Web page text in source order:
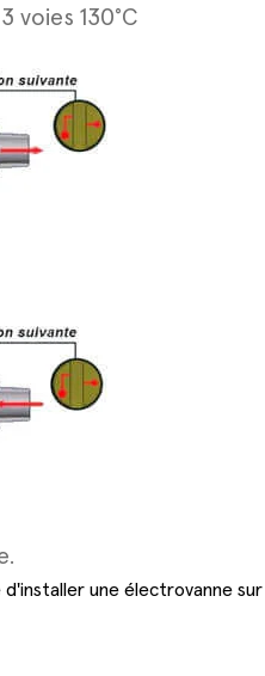
voies 130°C
une électrovanne